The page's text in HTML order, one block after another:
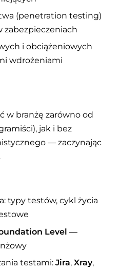
(penetration testing)
i obciążeniowych
wdrożeniami
w branżę zarówno od
jak i bez
— zaczynając
typy testów, cykl życia
Level —
testami:Jira,Xray,